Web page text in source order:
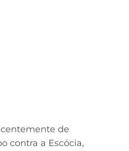
de
contra a Escócia,